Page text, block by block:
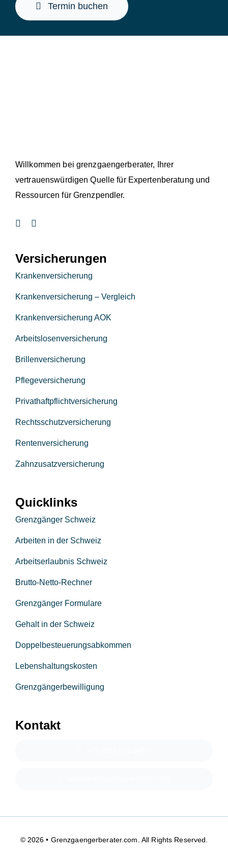
Termin buchen
Willkommen bei grenzgaengerberater, Ihrer
vertrauenswürdigen Quelle für Expertenberatung und
Ressourcen für Grenzpendler.
Versicherungen
Krankenversicherung
Krankenversicherung – Vergleich
Krankenversicherung AOK
Arbeitslosenversicherung
Brillenversicherung
Pflegeversicherung
Privathaftpflichtversicherung
Rechtsschutzversicherung
Rentenversicherung
Zahnzusatzversicherung
Quicklinks
Grenzgänger Schweiz
Arbeiten in der Schweiz
Arbeitserlaubnis Schweiz
Brutto-Netto-Rechner
Grenzgänger Formulare
Gehalt in der Schweiz
Doppelbesteuerungsabkommen
Lebenshaltungskosten
Grenzgängerbewilligung
Kontakt
© 2026 • Grenzgaengerberater.com. All Rights Reserved.